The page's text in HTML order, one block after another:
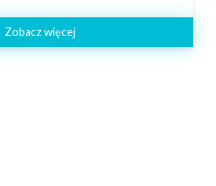
Zobacz więcej